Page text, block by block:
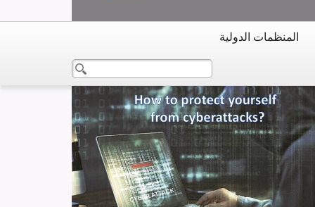
المنظمات الدولية